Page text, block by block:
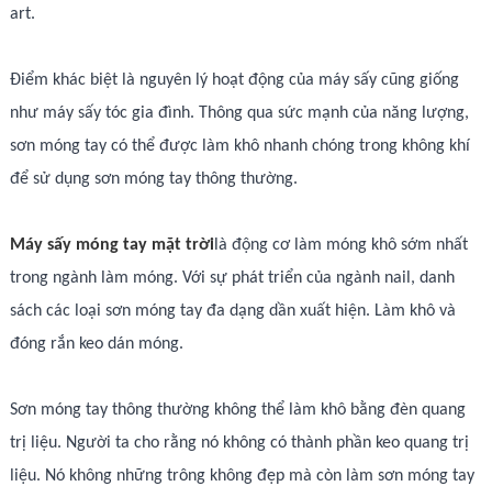
art.
Điểm khác biệt là nguyên lý hoạt động của máy sấy cũng giống
như máy sấy tóc gia đình. Thông qua sức mạnh của năng lượng,
sơn móng tay có thể được làm khô nhanh chóng trong không khí
để sử dụng sơn móng tay thông thường.
Máy sấy móng tay mặt trờilà động cơ làm móng khô sớm nhất
trong ngành làm móng. Với sự phát triển của ngành nail, danh
sách các loại sơn móng tay đa dạng dần xuất hiện. Làm khô và
đóng rắn keo dán móng.
Sơn móng tay thông thường không thể làm khô bằng đèn quang
trị liệu. Người ta cho rằng nó không có thành phần keo quang trị
liệu. Nó không những trông không đẹp mà còn làm sơn móng tay